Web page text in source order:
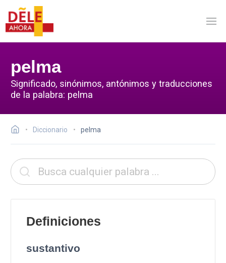
pelma
Significado, sinónimos, antónimos y traducciones
de la palabra: pelma
Diccionario pelma
Definiciones
sustantivo